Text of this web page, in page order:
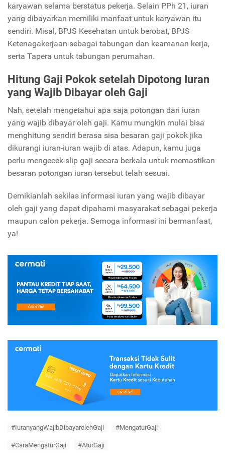
karyawan selama berstatus pekerja. Selain PPh 21, iuran
yang dibayarkan memiliki manfaat untuk karyawan itu
sendiri. Misal, BPJS Kesehatan untuk berobat, BPJS
Ketenagakerjaan sebagai tabungan dan keamanan kerja,
serta Tapera untuk tabungan perumahan.
Hitung Gaji Pokok setelah Dipotong Iuran
yang Wajib Dibayar oleh Gaji
Nah, setelah mengetahui apa saja potongan dari iuran
yang wajib dibayar oleh gaji. Kamu mungkin mulai bisa
menghitung sendiri berasa sisa besaran gaji pokok jika
dikurangi iuran-iuran wajib di atas. Adapun, kamu juga
perlu mengecek slip gaji secara berkala untuk memastikan
besaran potongan iuran tersebut telah sesuai.
Demikianlah sekilas informasi iuran yang wajib dibayar
oleh gaji yang dapat dipahami masyarakat sebagai pekerja
maupun calon pekerja. Semoga informasi ini bermanfaat,
ya!
#IuranyangWajibDibayarolehGaji #MengaturGaji
#CaraMengaturGaji #AturGaji